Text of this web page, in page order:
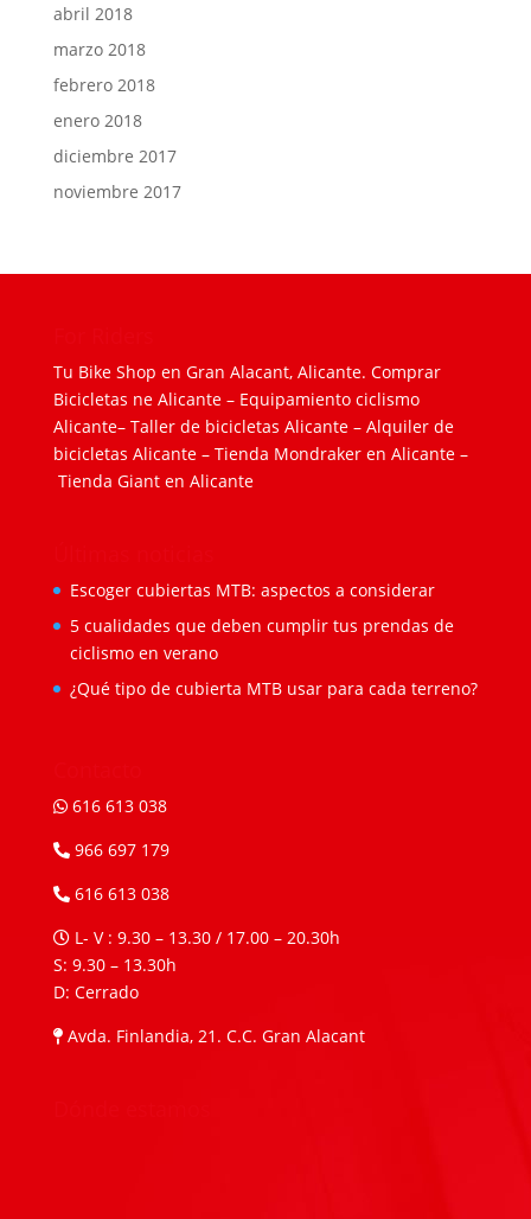
abril 2018
marzo 2018
febrero 2018
enero 2018
diciembre 2017
noviembre 2017
Tu Bike Shop en Gran Alacant, Alicante. Comprar
Bicicletas ne Alicante– Equipamiento ciclismo
Alicante– Taller de bicicletas Alicante– Alquiler de
bicicletas Alicante– Tienda Mondraker en Alicante–
Tienda Giant en Alicante
Escoger cubiertas MTB: aspectos a considerar
5 cualidades que deben cumplir tus prendas de
ciclismo en verano
¿Qué tipo de cubierta MTB usar para cada terreno?
616 613 038
966 697 179
616 613 038
L- V : 9.30 – 13.30 / 17.00 – 20.30h
S: 9.30 – 13.30h
D: Cerrado
Avda. Finlandia, 21. C.C. Gran Alacant